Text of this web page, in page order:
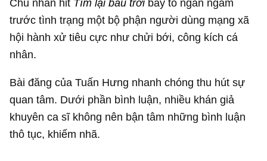
Chủ nhân hit Tìm lại bầu trời bày tỏ ngán ngẩm
trước tình trạng một bộ phận người dùng mạng xã
hội hành xử tiêu cực như chửi bới, công kích cá
nhân.
Bài đăng của Tuấn Hưng nhanh chóng thu hút sự
quan tâm. Dưới phần bình luận, nhiều khán giả
khuyên ca sĩ không nên bận tâm những bình luận
thô tục, khiếm nhã.